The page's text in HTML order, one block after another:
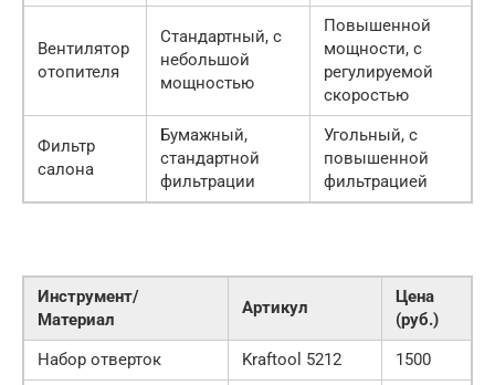
Вентилятор
отопителя
Стандартный, с
небольшой
мощностью
Повышенной
мощности, с
регулируемой
скоростью
Фильтр
салона
Бумажный,
стандартной
фильтрации
Угольный, с
повышенной
фильтрацией
Инструмент/
Материал
Артикул
Цена
(руб.)
Набор отверток
Kraftool 5212
1500